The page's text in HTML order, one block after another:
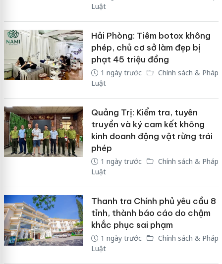
Luật
Hải Phòng: Tiêm botox không
phép, chủ cơ sở làm đẹp bị
phạt 45 triệu đồng
1 ngày trước
Chính sách & Pháp
Luật
Quảng Trị: Kiểm tra, tuyên
truyền và ký cam kết không
kinh doanh động vật rừng trái
phép
1 ngày trước
Chính sách & Pháp
Luật
Thanh tra Chính phủ yêu cầu 8
tỉnh, thành báo cáo do chậm
khắc phục sai phạm
1 ngày trước
Chính sách & Pháp
Luật